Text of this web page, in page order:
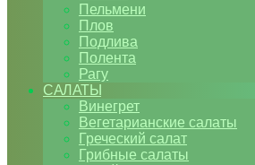
Пельмени
Плов
Подлива
Полента
Рагу
САЛАТЫ
Винегрет
Вегетарианские салаты
Греческий салат
Грибные салаты